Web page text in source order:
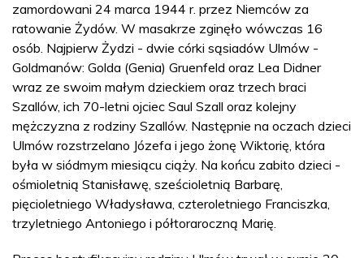
zamordowani 24 marca 1944 r. przez Niemców za
ratowanie Żydów. W masakrze zginęło wówczas 16
osób. Najpierw Żydzi - dwie córki sąsiadów Ulmów -
Goldmanów: Golda (Genia) Gruenfeld oraz Lea Didner
wraz ze swoim małym dzieckiem oraz trzech braci
Szallów, ich 70-letni ojciec Saul Szall oraz kolejny
mężczyzna z rodziny Szallów. Następnie na oczach dzieci
Ulmów rozstrzelano Józefa i jego żonę Wiktorię, która
była w siódmym miesiącu ciąży. Na końcu zabito dzieci -
ośmioletnią Stanisławę, sześcioletnią Barbarę,
pięcioletniego Władysława, czteroletniego Franciszka,
trzyletniego Antoniego i półtoraroczną Marię.